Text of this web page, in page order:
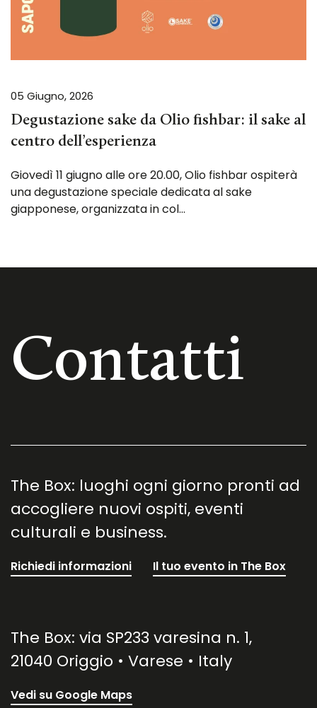
05 Giugno, 2026
Degustazione sake da Olio fishbar: il sake al
centro dell’esperienza
Giovedì 11 giugno alle ore 20.00, Olio fishbar ospiterà
una degustazione speciale dedicata al sake
giapponese, organizzata in col…
Contatti
The Box: luoghi ogni giorno pronti ad
accogliere nuovi ospiti, eventi
culturali e business.
Richiedi informazioni Il tuo evento in The Box
The Box: via SP233 varesina n. 1,
21040 Origgio • Varese • Italy
Vedi su Google Maps